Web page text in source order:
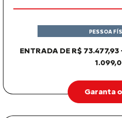
ENTRADA DE R$ 73.477,93
PESSOA
Garanta